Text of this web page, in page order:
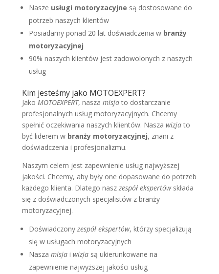
Nasze usługi motoryzacyjne są dostosowane do
potrzeb naszych klientów
Posiadamy ponad 20 lat doświadczenia w branży
motoryzacyjnej
90% naszych klientów jest zadowolonych z naszych
usług
Kim jesteśmy jako MOTOEXPERT?
Jako MOTOEXPERT, nasza misjato dostarczanie
profesjonalnych usług motoryzacyjnych. Chcemy
spełnić oczekiwania naszych klientów. Nasza wizjato
być liderem w branży motoryzacyjnej, znani z
doświadczenia i profesjonalizmu.
Naszym celem jest zapewnienie usług najwyższej
jakości. Chcemy, aby były one dopasowane do potrzeb
każdego klienta. Dlatego nasz zespół ekspertówskłada
się z doświadczonych specjalistów z branży
motoryzacyjnej.
Doświadczony zespół ekspertów, którzy specjalizują
się w usługach motoryzacyjnych
Nasza misjai wizjasą ukierunkowane na
zapewnienie najwyższej jakości usług